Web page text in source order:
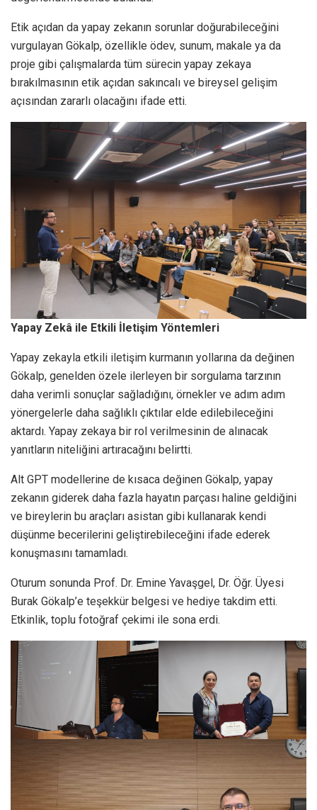
Etik açıdan da yapay zekanın sorunlar doğurabileceğini
vurgulayan Gökalp, özellikle ödev, sunum, makale ya da
proje gibi çalışmalarda tüm sürecin yapay zekaya
bırakılmasının etik açıdan sakıncalı ve bireysel gelişim
açısından zararlı olacağını ifade etti.
Yapay Zekâ ile Etkili İletişim Yöntemleri
Yapay zekayla etkili iletişim kurmanın yollarına da değinen
Gökalp, genelden özele ilerleyen bir sorgulama tarzının
daha verimli sonuçlar sağladığını, örnekler ve adım adım
yönergelerle daha sağlıklı çıktılar elde edilebileceğini
aktardı. Yapay zekaya bir rol verilmesinin de alınacak
yanıtların niteliğini artıracağını belirtti.
Alt GPT modellerine de kısaca değinen Gökalp, yapay
zekanın giderek daha fazla hayatın parçası haline geldiğini
ve bireylerin bu araçları asistan gibi kullanarak kendi
düşünme becerilerini geliştirebileceğini ifade ederek
konuşmasını tamamladı.
Oturum sonunda Prof. Dr. Emine Yavaşgel, Dr. Öğr. Üyesi
Burak Gökalp’e teşekkür belgesi ve hediye takdim etti.
Etkinlik, toplu fotoğraf çekimi ile sona erdi.